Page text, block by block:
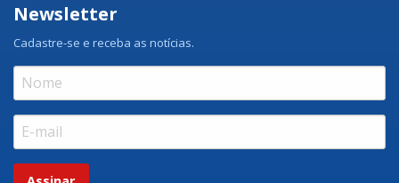
Newsletter
Cadastre-se e receba as notícias.